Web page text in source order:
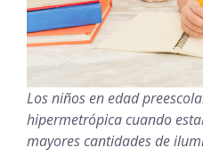
Los niños en edad
hipermetrópica cuando
mayores cantidades de